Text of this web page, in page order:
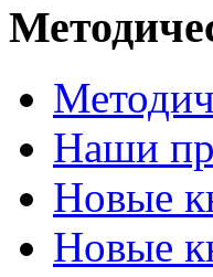
Наши
Новые
Новые